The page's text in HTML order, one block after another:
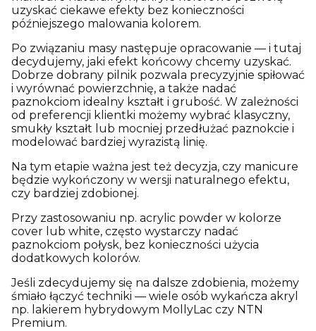
uzyskać ciekawe efekty bez konieczności
późniejszego malowania kolorem.
Po związaniu masy następuje opracowanie — i tutaj
decydujemy, jaki efekt końcowy chcemy uzyskać.
Dobrze dobrany pilnik pozwala precyzyjnie spiłować
i wyrównać powierzchnię, a także nadać
paznokciom idealny kształt i grubość. W zależności
od preferencji klientki możemy wybrać klasyczny,
smukły kształt lub mocniej przedłużać paznokcie i
modelować bardziej wyrazistą linię.
Na tym etapie ważna jest też decyzja, czy manicure
będzie wykończony w wersji naturalnego efektu,
czy bardziej zdobionej.
Przy zastosowaniu np. acrylic powder w kolorze
cover lub white, często wystarczy nadać
paznokciom połysk, bez konieczności użycia
dodatkowych kolorów.
Jeśli zdecydujemy się na dalsze zdobienia, możemy
śmiało łączyć techniki — wiele osób wykańcza akryl
np. lakierem hybrydowym MollyLac czy NTN
Premium.